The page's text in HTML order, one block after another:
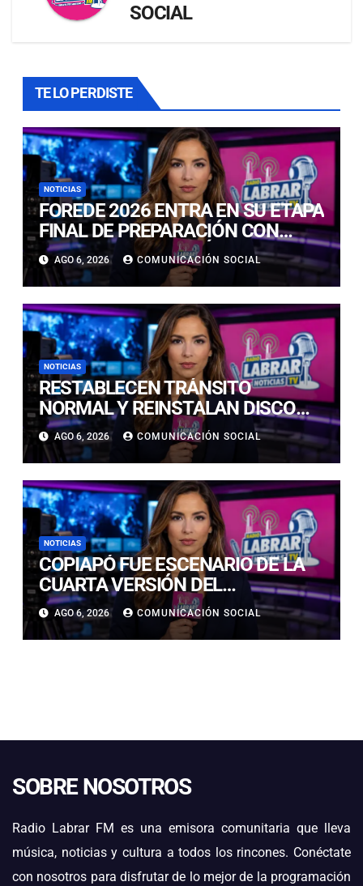
SOCIAL
TE LO PERDISTE
NOTICIAS
FOREDE 2026 ENTRA EN SU ETAPA
FINAL DE PREPARACIÓN CON
NUEVAS TECNOLOGÍAS DE
ACCESO Y OPORTUNIDADES PARA
ATACAMA
AGO 6, 2026 COMUNICACIÓN SOCIAL
NOTICIAS
RESTABLECEN TRÁNSITO
NORMAL Y REINSTALAN DISCO
“PARE” TRAS AVANCE DE OBRAS
EN CALLE LUIS FLORES CON JULIO
PRADO
AGO 6, 2026 COMUNICACIÓN SOCIAL
NOTICIAS
COPIAPÓ FUE ESCENARIO DE LA
CUARTA VERSIÓN DEL
CAMPEONATO REGIONAL DE
BANDAS DE GUERRA
ESTUDIANTILES
AGO 6, 2026 COMUNICACIÓN SOCIAL
SOBRE NOSOTROS
Radio Labrar FM es una emisora comunitaria que lleva
música, noticias y cultura a todos los rincones. Conéctate
con nosotros para disfrutar de lo mejor de la programación